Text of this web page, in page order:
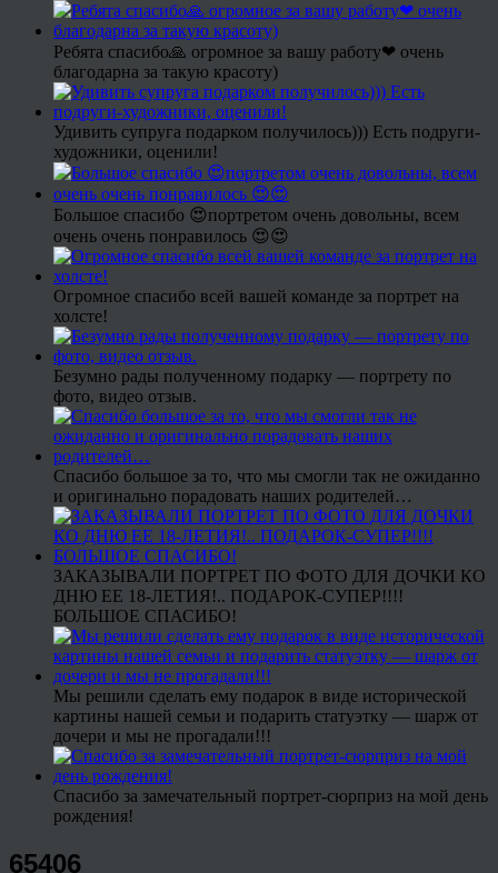
Ребята спасибо🙏 огромное за вашу работу❤ очень
благодарна за такую красоту)
Удивить супруга подарком получилось))) Есть подруги-
художники, оценили!
Большое спасибо 😍портретом очень довольны, всем
очень очень понравилось 😍😍
Огромное спасибо всей вашей команде за портрет на
холсте!
Безумно рады полученному подарку — портрету по
фото, видео отзыв.
Спасибо большое за то, что мы смогли так не ожиданно
и оригинально порадовать наших родителей…
ЗАКАЗЫВАЛИ ПОРТРЕТ ПО ФОТО ДЛЯ ДОЧКИ КО
ДНЮ ЕЕ 18-ЛЕТИЯ!.. ПОДАРОК-СУПЕР!!!!
БОЛЬШОЕ СПАСИБО!
Мы решили сделать ему подарок в виде исторической
картины нашей семьи и подарить статуэтку — шарж от
дочери и мы не прогадали!!!
Спасибо за замечательный портрет-сюрприз на мой день
рождения!
65406